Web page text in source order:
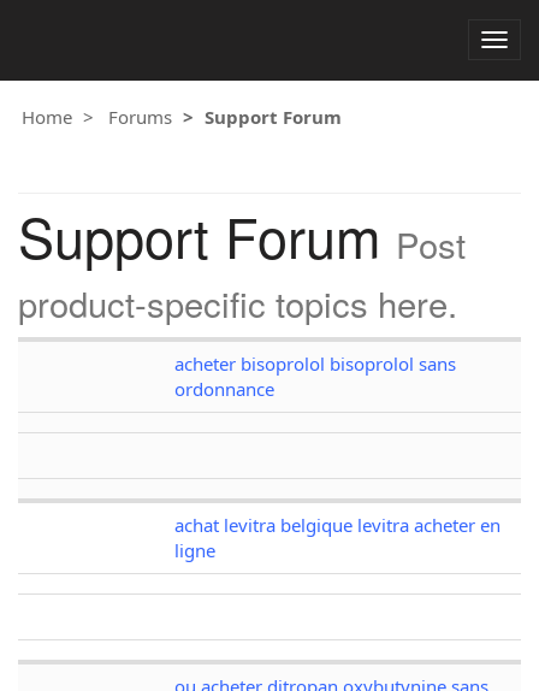
Home Forums Support Forum
Support Forum Post
product-specific topics here.
acheter bisoprolol bisoprolol sans
ordonnance
achat levitra belgique levitra acheter en
ligne
ou acheter ditropan oxybutynine sans